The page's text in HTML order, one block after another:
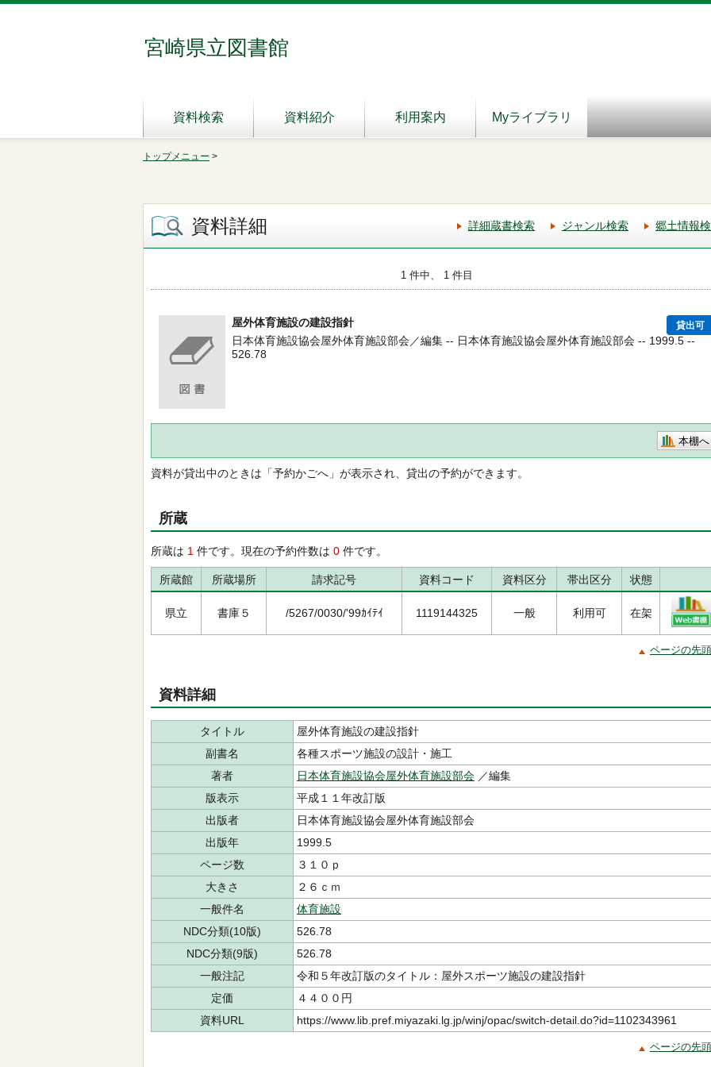
宮崎県立図書館
資料検索 資料紹介 利用案内 Myライブラリ
トップメニュー >
資料詳細 詳細蔵書検索 ジャンル検索 郷土情報
1 件中、 1 件目
屋外体育施設の建設指針 貸出可
日本体育施設協会屋外体育施設部会／編集 -- 日本体育施設協会屋外体育施設部会 -- 1999.5 --
526.78
本棚へ
資料が貸出中のときは「予約かごへ」が表示され、貸出の予約ができます。
所蔵
所蔵は 1 件です。現在の予約件数は 0 件です。
所蔵館 所蔵場所 請求記号 資料コード 資料区分 帯出区分 状態
県立 書庫５ /5267/0030/'99ｶｲﾃｲ 1119144325 一般 利用可 在架
ページの先
資料詳細
タイトル
屋外体育施設の建設指針
副書名
各種スポーツ施設の設計・施工
著者
日本体育施設協会屋外体育施設部会 ／編集
版表示
平成１１年改訂版
出版者
日本体育施設協会屋外体育施設部会
出版年
1999.5
ページ数
３１０ｐ
大きさ
２６ｃｍ
一般件名
体育施設
NDC分類(10版)
526.78
NDC分類(9版)
526.78
一般注記
令和５年改訂版のタイトル：屋外スポーツ施設の建設指針
定価
４４００円
資料URL
https://www.lib.pref.miyazaki.lg.jp/winj/opac/switch-detail.do?id=1102343961
ページの先